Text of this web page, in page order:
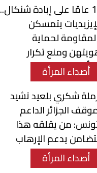
12 عامًا على إبادة شنكال..
يتمسكن
لحماية
ومنع تكرار
أصداء المرأة
شكري بلعيد تشيد
الجزائر الداعم
من يقلقه هذا
يدعم الإرهاب
أصداء المرأة